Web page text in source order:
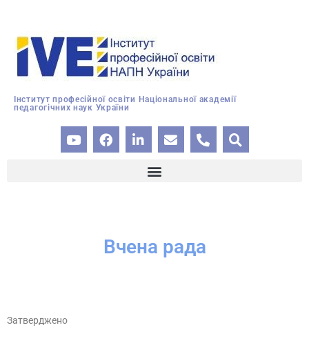
Інститут професійної освіти Національної академії
педагогічних наук України
Вчена рада
Затверджено